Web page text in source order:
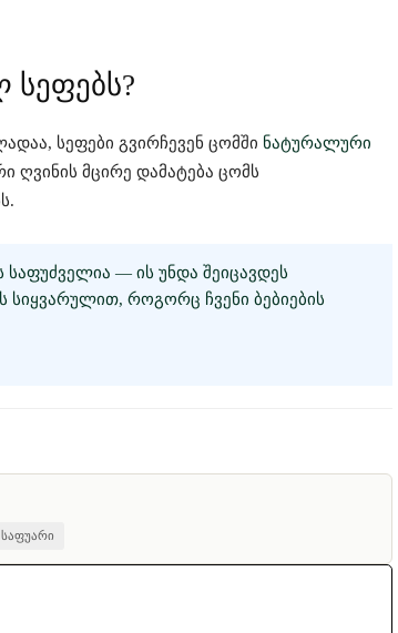
სეფებს?
სეფები გვირჩევენ ცომში ნატურალური
ღვინის მცირე დამატება ცომს
— ᲘᲡ ᲣᲜᲓᲐ ᲨᲔᲘᲪᲐᲕᲓᲔᲡ
ᲡᲘᲧᲕᲐᲠᲣᲚᲘᲗ, ᲠᲝᲒᲝᲠᲪ ᲩᲕᲔᲜᲘ ᲑᲔᲑᲘᲔᲑᲘᲡ
საფუარი